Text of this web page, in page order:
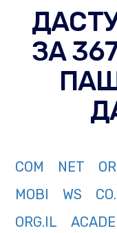
ЗА
COM NET
MOBI
WS
ORG.IL